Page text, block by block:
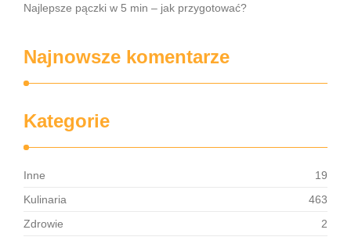
Najlepsze pączki w 5 min – jak przygotować?
Najnowsze komentarze
Kategorie
Inne
19
Kulinaria
463
Zdrowie
2